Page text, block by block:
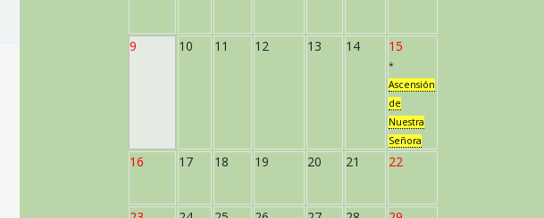
9 10 11 12 13 14 15
*
Ascensión
de
Nuestra
Señora
16 17 18 19 20 21 22